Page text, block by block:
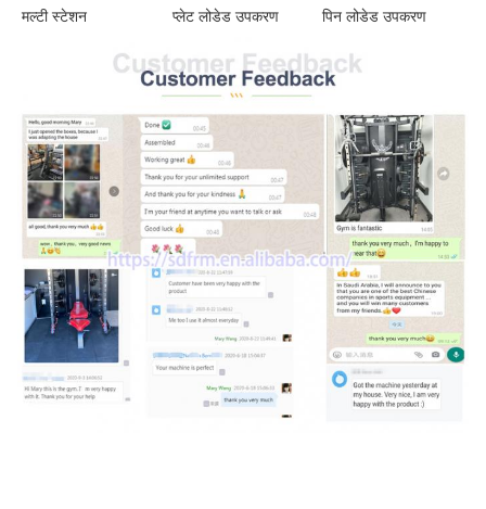
मल्टी स्टेशन प्लेट लोडेड उपकरण पिन लोडेड उपकरण